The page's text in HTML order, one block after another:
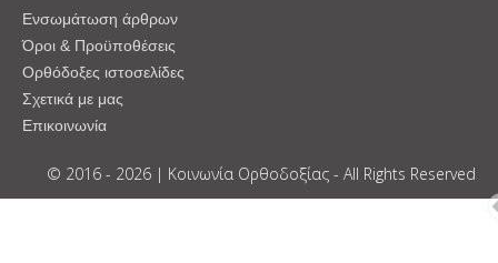
Ενσωμάτωση άρθρων
Όροι & Προϋποθέσεις
Ορθόδοξες ιστοσελίδες
Σχετικά με μας
Επικοινωνία
© 2016 - 2026 | Κοινωνία Ορθοδοξίας - All Rights Reserved